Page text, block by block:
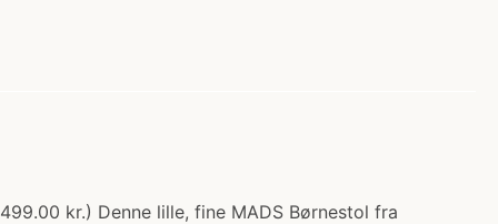
kr.) Denne lille, fine MADS Børnestol fra